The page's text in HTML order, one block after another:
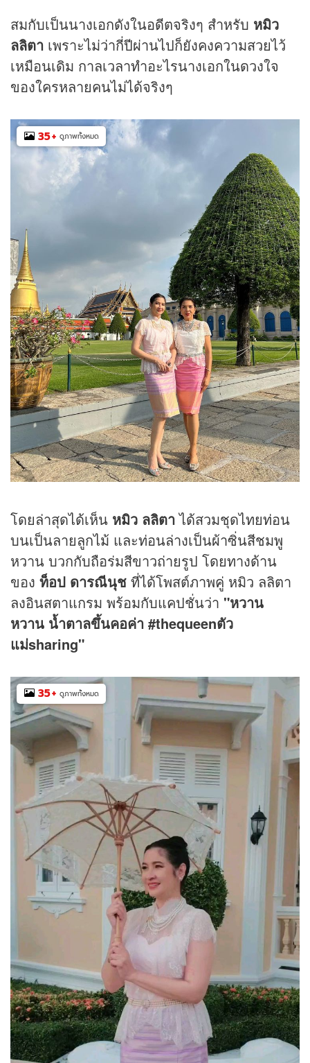
สมกับเป็นนางเอกดังในอดีตจริงๆ สำหรับ หมิว
ลลิตา เพราะไม่ว่ากี่ปีผ่านไปก็ยังคงความสวยไว้
เหมือนเดิม กาลเวลาทำอะไรนางเอกในดวงใจ
ของใครหลายคนไม่ได้จริงๆ
35+ ดูภาพทั้งหมด
โดยล่าสุดได้เห็น หมิว ลลิตาได้สวมชุดไทยท่อน
บนเป็นลายลูกไม้ และท่อนล่างเป็นผ้าซิ่นสีชมพู
หวาน บวกกับถือร่มสีขาวถ่ายรูป โดยทางด้าน
ของ ท็อป ดารณีนุช ที่ได้โพสต์ภาพคู่ หมิว ลลิตา
ลงอินสตาแกรม พร้อมกับแคปชั่นว่า "หวาน
หวาน น้ำตาลขึ้นคอค่า #thequeenตัว
แม่sharing"
35+ ดูภาพทั้งหมด